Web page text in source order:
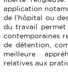
application
de l’hôpital ou
du travail permet
contemporaines
de détention,
meilleure
relatives aux